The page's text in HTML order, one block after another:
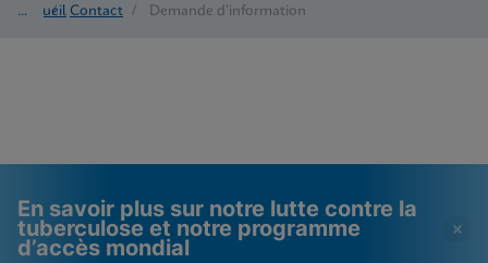
Accueil
/ Contact / Demande d’information
En savoir plus sur notre lutte contre la
tuberculose et notre programme
d’accès mondial